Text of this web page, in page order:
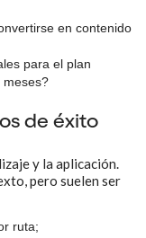
en contenido
para el plan
meses?
de éxito
y la aplicación.
pero suelen ser
ruta;